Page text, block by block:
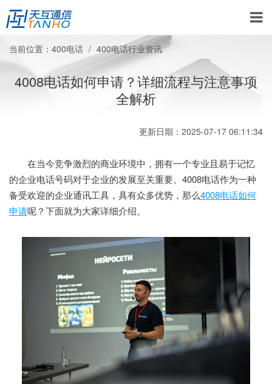
当前位置： 400电话 400电话行业资讯
4008电话如何申请？详细流程与注意事项
全解析
更新日期：2025-07-17 06:11:34
在当今竞争激烈的商业环境中，拥有一个专业且易于记忆
的企业电话号码对于企业的发展至关重要。4008电话作为一种
备受欢迎的企业通讯工具，具有众多优势，那么4008电话如何
申请呢？下面就为大家详细介绍。